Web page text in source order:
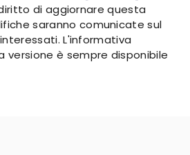
diritto di aggiornare questa
saranno comunicate sul
L'informativa
versione è sempre disponibile